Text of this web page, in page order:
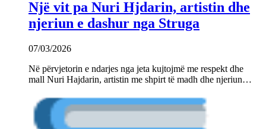
Një vit pa Nuri Hjdarin, artistin dhe
njeriun e dashur nga Struga
07/03/2026
Në përvjetorin e ndarjes nga jeta kujtojmë me respekt dhe
mall Nuri Hajdarin, artistin me shpirt të madh dhe njeriun…